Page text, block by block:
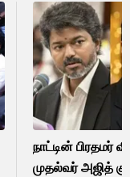
நாட்டின் பிரதமர்
முதல்வர் அஜித்